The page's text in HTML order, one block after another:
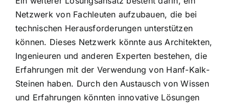
Netzwerk von Fachleuten aufzubauen, die bei
technischen Herausforderungen unterstützen
können. Dieses Netzwerk könnte aus Architekten,
Ingenieuren und anderen Experten bestehen, die
Erfahrungen mit der Verwendung von Hanf-Kalk-
Steinen haben. Durch den Austausch von Wissen
und Erfahrungen könnten innovative Lösungen